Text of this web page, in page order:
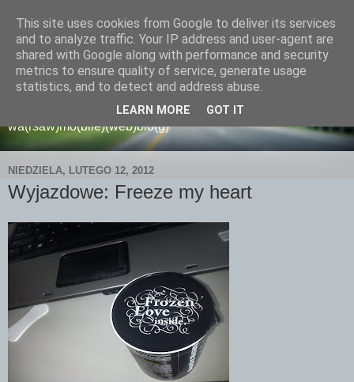
wamoblo
wa(rsaw)mo(bile)(web)blo(g)
NIEDZIELA, LUTEGO 12, 2012
Wyjazdowe: Freeze my heart
This site uses cookies from Google to deliver its services
and to analyze traffic. Your IP address and user-agent are
shared with Google along with performance and security
metrics to ensure quality of service, generate usage
statistics, and to detect and address abuse.
LEARN MORE GOT IT